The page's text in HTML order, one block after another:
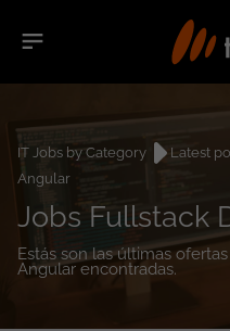
IT Jobs by Category Latest
Angular
Jobs Fullstack
Estás son las últimas
Angular encontradas.